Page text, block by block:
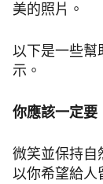
美的照片。
以下是一些幫
示。
你應該一定要
微笑並保持自
以你希望給人